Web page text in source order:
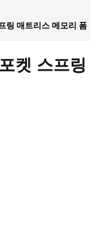
링 매트리스 메모리 폼
켓 스프링